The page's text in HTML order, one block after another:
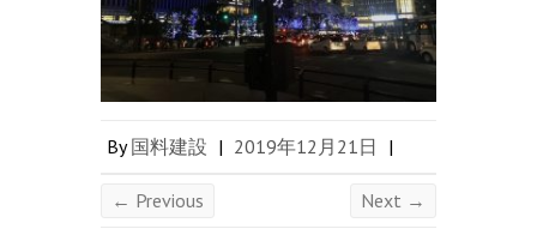
By国料建設 | 2019年12月21日 |
← Previous Next →